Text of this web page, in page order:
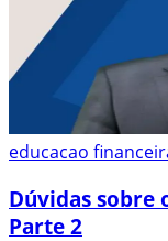
educacao
Dúvidas sobre
Parte 2